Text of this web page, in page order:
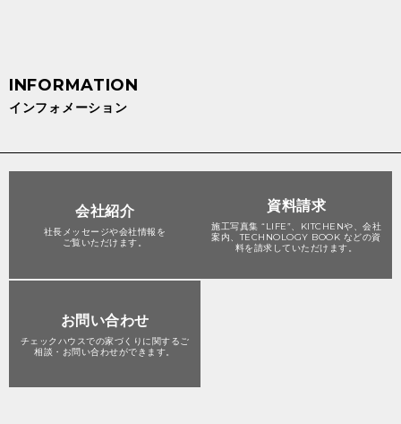
インフォメーション
会社紹介
社長メッセージや会社情報を
ご覧いただけます。
資料請求
施工写真集 “LIFE”、KITCHENや、会社
案内、TECHNOLOGY BOOK などの資
料を請求していただけます。
お問い合わせ
チェックハウスでの家づくりに関する ご
相談・お問い合わせができます。